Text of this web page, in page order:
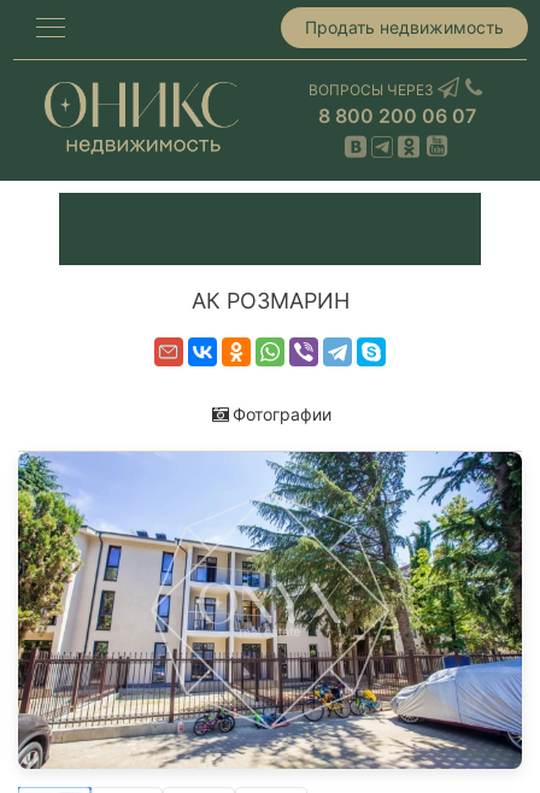
Продать недвижимость
ВОПРОСЫ ЧЕРЕЗ
8 800 200 06 07
АК РОЗМАРИН
Фотографии